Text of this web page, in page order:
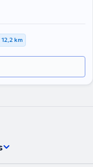
12,2 km